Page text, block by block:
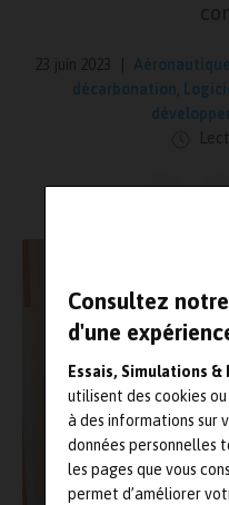
Consultez
d'une
Essais, Simulations &
utilisent des cookies
à des informations sur
données personnelles
les pages que vous
permet d’améliorer
23 juin 2023
décarbonation